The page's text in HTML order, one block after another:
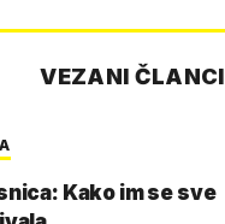
VEZANI ČLANCI
Kako im se sve